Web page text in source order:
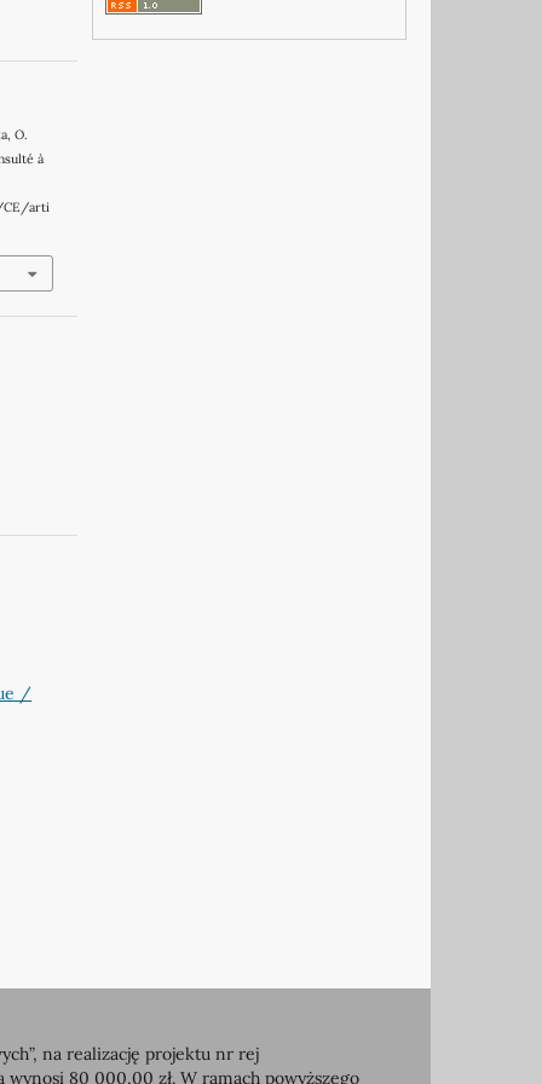
O.
à
CE/arti
/
na realizację projektu nr rej
80 000,00 zł. W ramach powyższego